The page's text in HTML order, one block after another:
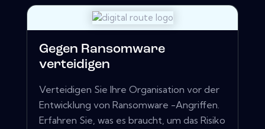
Gegen Ransomware
verteidigen
Verteidigen Sie Ihre Organisation vor der
Entwicklung von Ransomware -Angriffen.
Erfahren Sie, was es braucht, um das Risiko